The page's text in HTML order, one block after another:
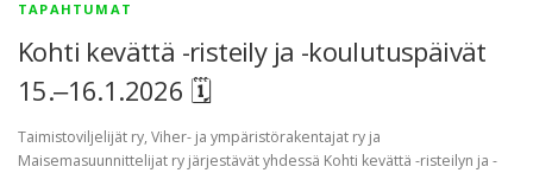
TAPAHTUMAT
Kohti kevättä -risteily ja -koulutuspäivät
15.‒16.1.2026 🗓
Taimistoviljelijät ry, Viher- ja ympäristörakentajat ry ja
Maisemasuunnittelijat ry järjestävät yhdessä Kohti kevättä -risteilyn ja -